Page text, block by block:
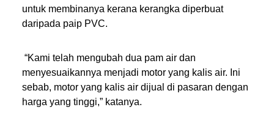
untuk membinanya kerana kerangka diperbuat
daripada paip PVC.
“Kami telah mengubah dua pam air dan
menyesuaikannya menjadi motor yang kalis air. Ini
sebab, motor yang kalis air dijual di pasaran dengan
harga yang tinggi,” katanya.